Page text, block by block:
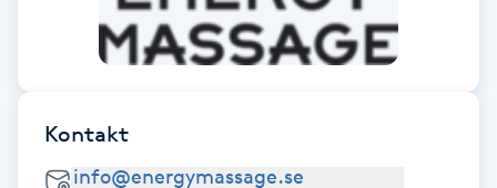
Fotmassage
Fotsvamp
Fotvård
Kontakt